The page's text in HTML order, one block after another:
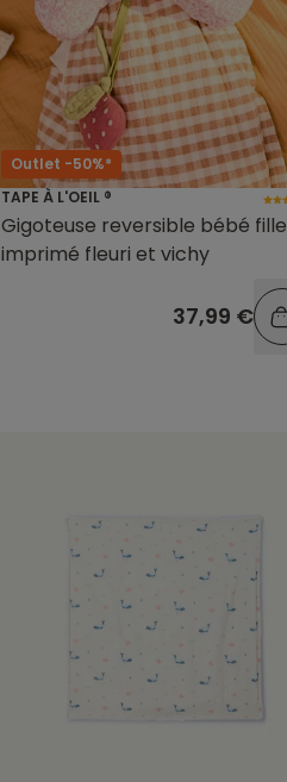
Outlet -50%*
TAPE À L'OEIL ®
Gigoteuse reversible bébé fille
imprimé fleuri et vichy
37,99 €